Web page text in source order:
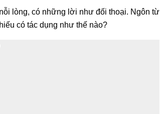
lòng, có những lời như đối thoại. Ngôn từ
có tác dụng như thế nào?